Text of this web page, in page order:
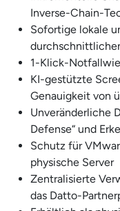
Inverse-Chain-
Sofortige lokale
1-Klick-
KI-gestützte
Genauigkeit von
Unveränderliche
Defense“ und
Schutz für
physische Server
Zentralisierte
das Datto-